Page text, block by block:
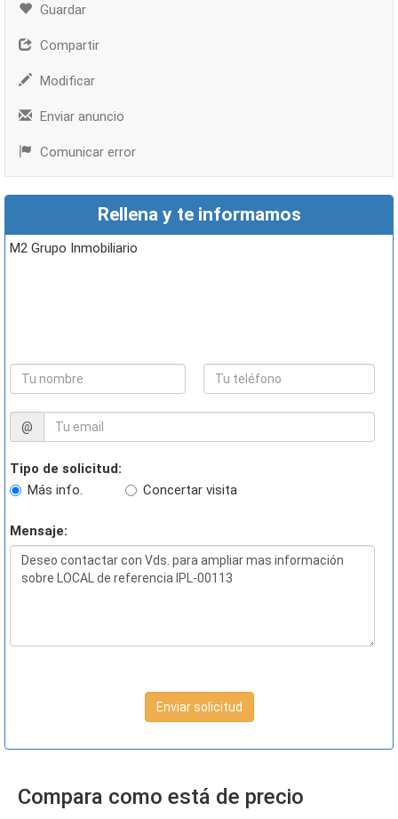
Guardar
Compartir
Modificar
Enviar anuncio
Comunicar error
Rellena y te informamos
M2 Grupo Inmobiliario
@
Tipo de solicitud:
Más info.
Concertar visita
Mensaje:
Enviar solicitud
Compara como está de precio